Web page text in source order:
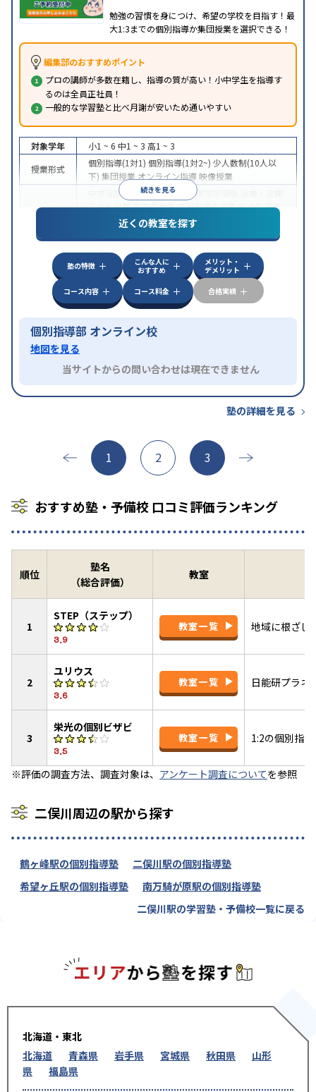
勉強の習慣を身につけ、希望の学校を目指す！最
大1:3までの個別指導か集団授業を選択できる！
編集部のおすすめポイント
プロの講師が多数在籍し、指導の質が高い！小中学生を指導す
るのは全員正社員！
一般的な学習塾と比べ月謝が安いため通いやすい
続きを見る
対象学年 小1 ~ 6 中1 ~ 3 高1 ~ 3
授業形式
個別指導(1対1) 個別指導(1対2~) 少人数制(10人以
下) 集団授業 オンライン指導 映像授業
中学受験 高校受験大学受験 医学部受験
テスト対策内申点対策学習習慣の定着総合型選抜
(旧AO)対策 推薦入試対策国公立大対策
特徴
中高一貫校生に対応授業の振替可能オンライン対
応 1科目から受講可能 季節講習のみの受講可
自習
室あり
近くの教室を探す
塾の特徴
こんな人に
おすすめ
メリット・
デメリット
コース内容
コース料金 合格実績
個別指導部 オンライン校
地図を見る
当サイトからの問い合わせは現在できません
塾の詳細を見る
1 2 3
おすすめ塾・予備校 口コミ評価ランキング
順位
塾名
（総合評価）
教室
1
STEP（ステップ）
3.9
教室一覧 地域に根ざし
2
ユリウス
3.6
教室一覧 日能研プラネ
3
栄光の個別ビザビ
3.5
教室一覧 1:2の個別指
※評価の調査方法、調査対象は、 アンケート調査についてを参照
二俣川周辺の駅から探す
鶴ヶ峰駅の個別指導塾
二俣川駅の個別指導塾
希望ヶ丘駅の個別指導塾
南万騎が原駅の個別指導塾
二俣川駅の学習塾・予備校一覧に戻る
北海道・東北
北海道
青森県 岩手県 宮城県 秋田県
山形
県
福島県